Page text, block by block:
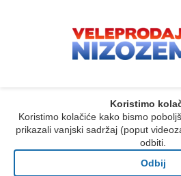
Koristimo
Koristimo kolačiće kako bismo
prikazali vanjski sadržaj (poput
odbiti.
Odbij